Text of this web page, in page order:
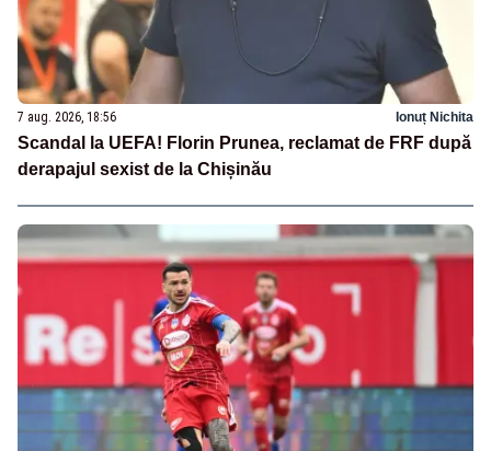
7 aug. 2026, 18:56 Ionuț Nichita
Scandal la UEFA! Florin Prunea, reclamat de FRF după
derapajul sexist de la Chișinău